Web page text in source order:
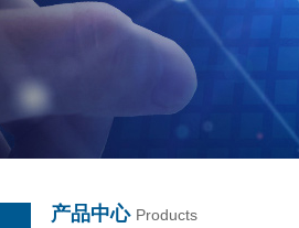
产品中心 Products